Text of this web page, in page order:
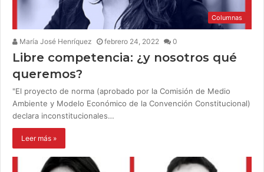
Columnas
María José Henríquez febrero 24, 2022 0
Libre competencia: ¿y nosotros qué
queremos?
"El proyecto de norma (aprobado por la Comisión de Medio
Ambiente y Modelo Económico de la Convención Constitucional)
declara inconstitucionales…
Leer más »